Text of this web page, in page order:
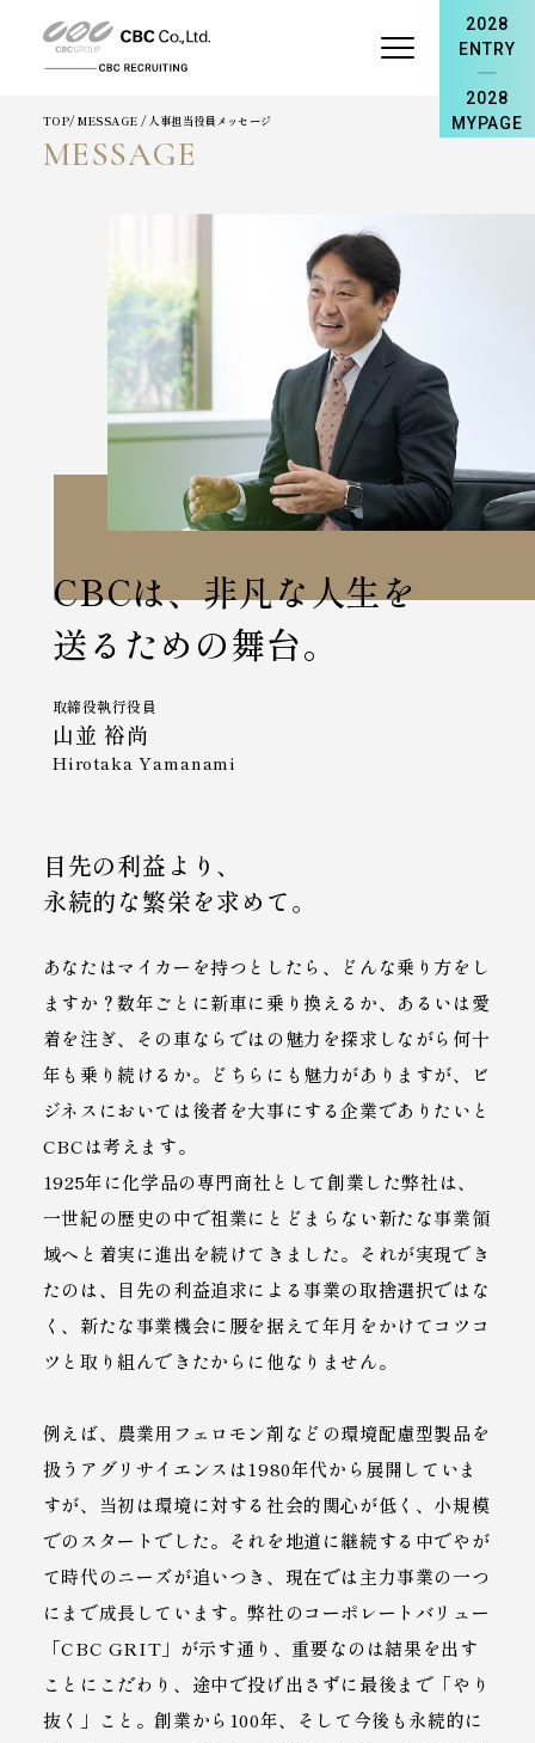
2028
ENTRY
2028
MYPAGE
TOP/ MESSAGE / 人事担当役員メッセージ
MESSAGE
CBCは、非凡な人生を
送るための舞台。
取締役執行役員
山並 裕尚
Hirotaka Yamanami
目先の利益より、
永続的な繁栄を求めて。
あなたはマイカーを持つとしたら、どんな乗り方をし
ますか？数年ごとに新車に乗り換えるか、あるいは愛
着を注ぎ、その車ならではの魅力を探求しながら何十
年も乗り続けるか。どちらにも魅力がありますが、ビ
ジネスにおいては後者を大事にする企業でありたいと
CBCは考えます。
1925年に化学品の専門商社として創業した弊社は、
一世紀の歴史の中で祖業にとどまらない新たな事業領
域へと着実に進出を続けてきました。それが実現でき
たのは、目先の利益追求による事業の取捨選択ではな
く、新たな事業機会に腰を据えて年月をかけてコツコ
ツと取り組んできたからに他なりません。
例えば、農業用フェロモン剤などの環境配慮型製品を
扱うアグリサイエンスは1980年代から展開していま
すが、当初は環境に対する社会的関心が低く、小規模
でのスタートでした。それを地道に継続する中でやが
て時代のニーズが追いつき、現在では主力事業の一つ
にまで成長しています。弊社のコーポレートバリュー
「CBC GRIT」が示す通り、重要なのは結果を出す
ことにこだわり、途中で投げ出さずに最後まで「やり
抜く」こと。創業から100年、そして今後も永続的に